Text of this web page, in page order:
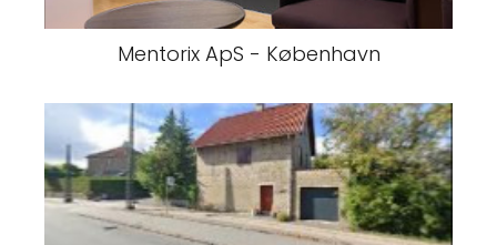
Mentorix ApS - København